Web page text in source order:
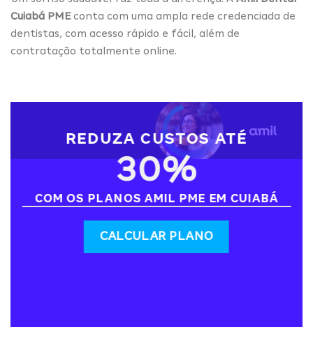
Cuiabá PMEconta com uma ampla rede credenciada de
dentistas, com acesso rápido e fácil, além de
contratação totalmente online.
REDUZA CUSTOS ATÉ
30%
COM OS PLANOS AMIL PME EM CUIABÁ
CALCULAR PLANO